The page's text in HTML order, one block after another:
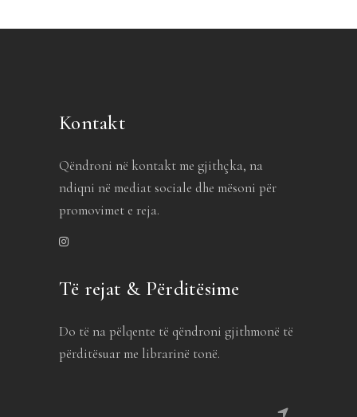
Kontakt
Qëndroni në kontakt me gjithçka, na
ndiqni në mediat sociale dhe mësoni për
promovimet e reja.
Të rejat & Përditësime
Do të na pëlqente të qëndroni gjithmonë të
përditësuar me librarinë tonë.